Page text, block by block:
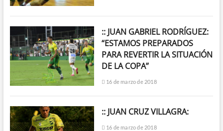
:: JUAN GABRIEL RODRÍGUEZ:
“ESTAMOS PREPARADOS
PARA REVERTIR LA SITUACIÓN
DE LA COPA”
16 de marzo de 2018
:: JUAN CRUZ VILLAGRA:
16 de marzo de 2018